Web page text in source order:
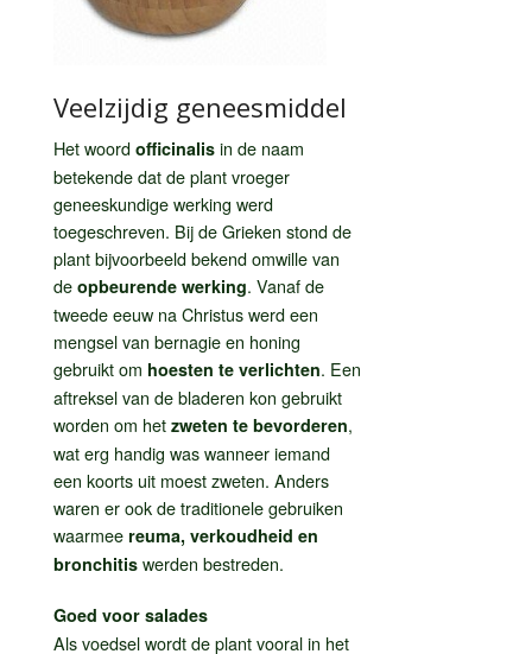
Veelzijdig geneesmiddel
Het woord officinalis in de naam
betekende dat de plant vroeger
geneeskundige werking werd
toegeschreven. Bij de Grieken stond de
plant bijvoorbeeld bekend omwille van
de opbeurende werking. Vanaf de
tweede eeuw na Christus werd een
mengsel van bernagie en honing
gebruikt om hoesten te verlichten. Een
aftreksel van de bladeren kon gebruikt
worden om het zweten te bevorderen,
wat erg handig was wanneer iemand
een koorts uit moest zweten. Anders
waren er ook de traditionele gebruiken
waarmee reuma, verkoudheid en
bronchitis werden bestreden.
Goed voor salades
Als voedsel wordt de plant vooral in het